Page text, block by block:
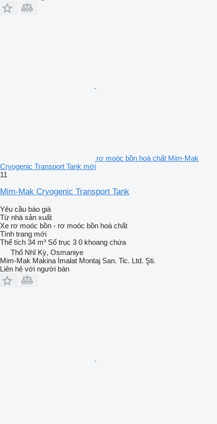
rơ moóc bồn hoá chất Mim-Mak
Cryogenic Transport Tank mới
11
Mim-Mak Cryogenic Transport Tank
Yêu cầu báo giá
Từ nhà sản xuất
Xe rơ moóc bồn - rơ moóc bồn hoá chất
Tình trạng mới
Thể tích 34 m³ Số trục 3 0 khoang chứa
Thổ Nhĩ Kỳ, Osmaniye
Mim-Mak Makina İmalat Montaj San. Tic. Ltd. Şti.
Liên hệ với người bán